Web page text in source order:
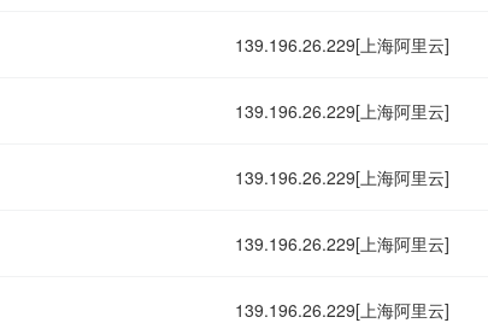
139.196.26.229[上海阿里云]
139.196.26.229[上海阿里云]
139.196.26.229[上海阿里云]
139.196.26.229[上海阿里云]
139.196.26.229[上海阿里云]